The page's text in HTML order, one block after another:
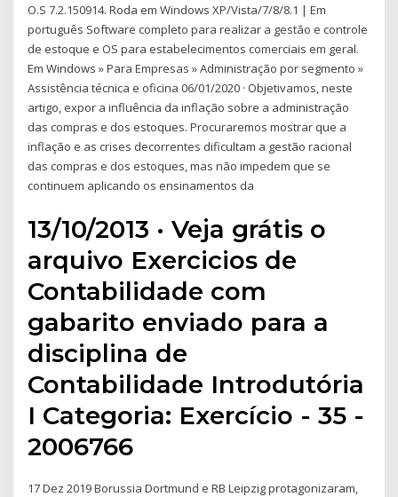
O.S 7.2.150914. Roda em Windows XP/Vista/7/8/8.1 | Em
português Software completo para realizar a gestão e controle
de estoque e OS para estabelecimentos comerciais em geral.
Em Windows » Para Empresas » Administração por segmento »
Assistência técnica e oficina 06/01/2020 · Objetivamos, neste
artigo, expor a influência da inflação sobre a administração
das compras e dos estoques. Procuraremos mostrar que a
inflação e as crises decorrentes dificultam a gestão racional
das compras e dos estoques, mas não impedem que se
continuem aplicando os ensinamentos da
13/10/2013 · Veja grátis o
arquivo Exercicios de
Contabilidade com
gabarito enviado para a
disciplina de
Contabilidade Introdutória
I Categoria: Exercício - 35 -
2006766
17 Dez 2019 Borussia Dortmund e RB Leipzig protagonizaram,